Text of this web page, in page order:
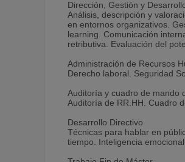
-Finanzas para no
fundamentales de gestión de
la vez que introduce la
competitiva.
-Dirección, Gestión y
conocimientos cuya
-Administración de Recursos
primer lugar, respetar
legalmente posibles aquella
profesional de los Recursos
Dirección, Gestión y
Análisis, descripción y
en entornos organizativos.
learning. Comunicación
retributiva. Evaluación del
Administración de Recursos
Derecho laboral. Seguridad
Auditoría y cuadro de mando
Auditoría de RR.HH. Cuadro
Desarrollo Directivo
Técnicas para hablar en
tiempo. Inteligencia